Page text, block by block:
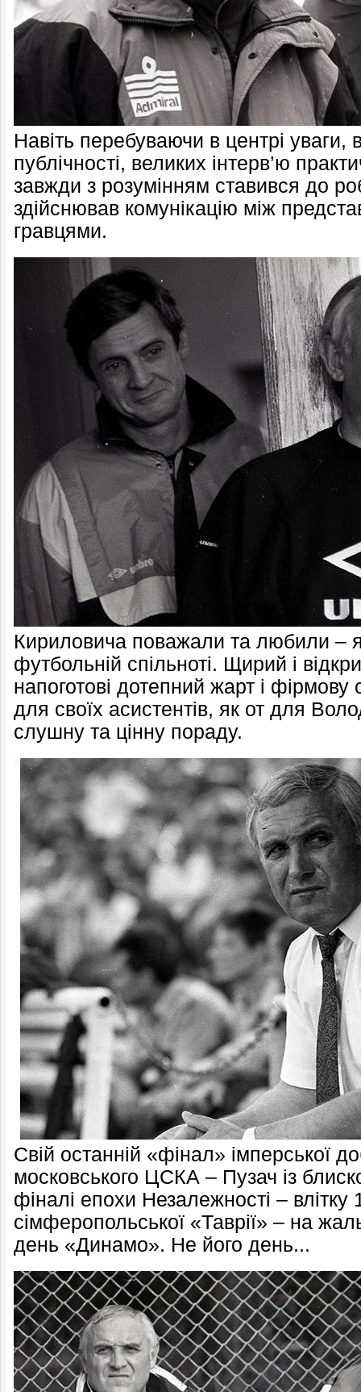
Навіть перебуваючи в центрі уваги,
публічності, великих інтерв’ю
завжди з розумінням ставився до
здійснював комунікацію між
гравцями.
Кириловича поважали та любили –
футбольній спільноті. Щирий і
напоготові дотепний жарт і
для своїх асистентів, як от для
слушну та цінну пораду.
Свій останній «фінал» імперської
московського ЦСКА – Пузач із
фіналі епохи Незалежності – влітку
сімферопольської «Таврії» – на
день «Динамо». Не його день...